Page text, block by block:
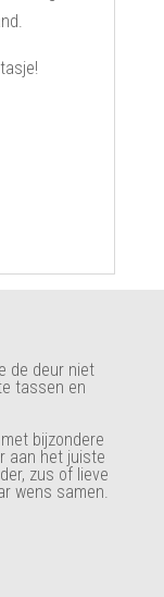
de deur niet
tassen en
bijzondere
aan het juiste
zus of lieve
wens samen.